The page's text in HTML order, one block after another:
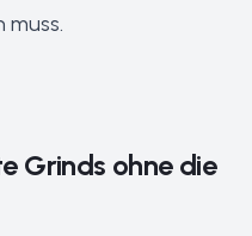
Grinds ohne die